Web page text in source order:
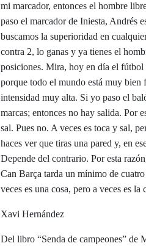
mi marcador, entonces el hombre
paso el marcador de Iniesta, Andrés
buscamos la superioridad en
contra 2, lo ganas y ya tienes el
posiciones. Mira, hoy en día el fútbol
porque todo el mundo está muy bien
intensidad muy alta. Si yo paso el
marcas; entonces no hay salida. Por
sal. Pues no. A veces es toca y sal,
haces ver que tiras una pared y, en
Depende del contrario. Por esta
Can Barça tarda un mínimo de cuatro
veces es una cosa, pero a veces es la
Xavi Hernández
Del libro “Senda de campeones” de